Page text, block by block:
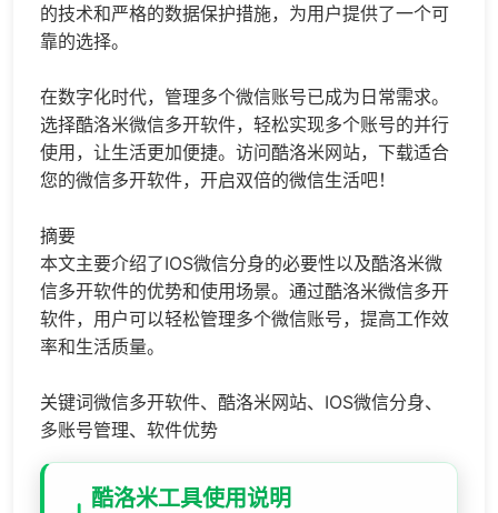
的技术和严格的数据保护措施，为用户提供了一个可
靠的选择。
在数字化时代，管理多个微信账号已成为日常需求。
选择酷洛米微信多开软件，轻松实现多个账号的并行
使用，让生活更加便捷。访问酷洛米网站，下载适合
您的微信多开软件，开启双倍的微信生活吧！
摘要
本文主要介绍了IOS微信分身的必要性以及酷洛米微
信多开软件的优势和使用场景。通过酷洛米微信多开
软件，用户可以轻松管理多个微信账号，提高工作效
率和生活质量。
关键词微信多开软件、酷洛米网站、IOS微信分身、
多账号管理、软件优势
酷洛米工具使用说明